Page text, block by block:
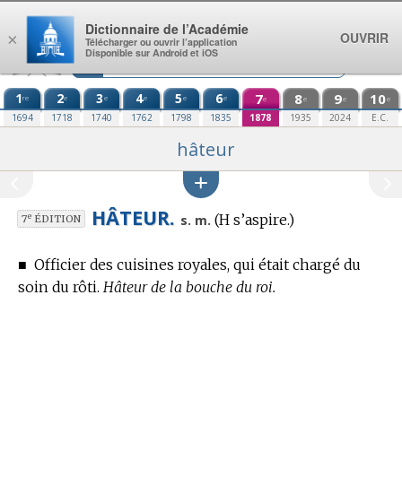
Aller au contenu
1re
1694
2e
1718
3e
1740
4e
1762
5e
1798
6e
1835
7e
1878
8e
1935
9e
2024
10e
E.C.
hâteur
7eÉDITION HÂTEUR. s. m. (H s’aspire.)
■ Officier des cuisines royales, qui était chargé du
soin du rôti. Hâteur de la bouche du roi.
×
Dictionnaire de l’Académie
Télécharger ou ouvrir l’application
Disponible sur Android et iOS
OUVRIR